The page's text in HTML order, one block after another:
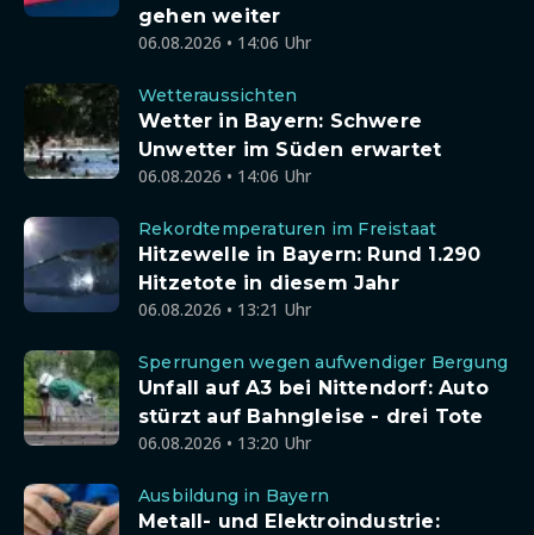
gehen weiter
06.08.2026 • 14:06 Uhr
Wetteraussichten
Wetter in Bayern: Schwere
Unwetter im Süden erwartet
06.08.2026 • 14:06 Uhr
Rekordtemperaturen im Freistaat
Hitzewelle in Bayern: Rund 1.290
Hitzetote in diesem Jahr
06.08.2026 • 13:21 Uhr
Sperrungen wegen aufwendiger Bergung
Unfall auf A3 bei Nittendorf: Auto
stürzt auf Bahngleise - drei Tote
06.08.2026 • 13:20 Uhr
Ausbildung in Bayern
Metall- und Elektroindustrie: